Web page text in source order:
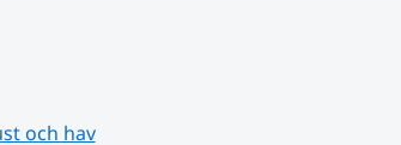
och hav